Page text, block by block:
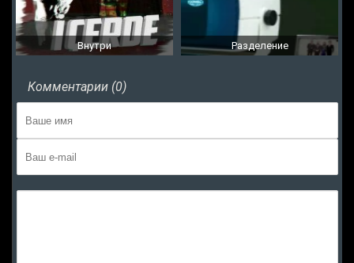
Внутри Разделение
Комментарии (0)